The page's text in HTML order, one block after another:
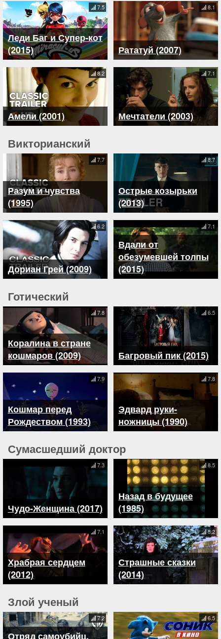
Леди Баг и Супер-кот
(2015)
7.5
Рататуй (2007)
8.1
Амели (2001)
8.2
Мечтатели (2003)
7.1
Викторианский
Разум и чувства
(1995)
7.7
Острые козырьки
(2013)
8.7
Дориан Грей (2009)
6.2
Вдали от
обезумевшей толпы
(2015)
7.1
Готический
Коралина в стране
кошмаров (2009)
7.8
Багровый пик (2015)
6.5
Кошмар перед
Рождеством (1993)
7.9
Эдвард руки-
ножницы (1990)
7.8
Сумасшедший доктор
Чудо-Женщина (2017)
7.3
Назад в будущее
(1985)
8.5
Храбрая сердцем
(2012)
7.1
Страшные сказки
(2014)
8.2
Злой ученый
Отряд самоубийц.
7.2 6.5